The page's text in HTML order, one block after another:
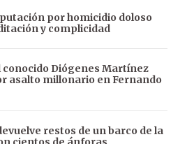
por homicidio doloso
y complicidad
conocido Diógenes Martínez
asalto millonario en Fernando
restos de un barco de la